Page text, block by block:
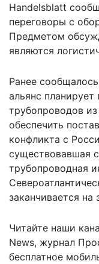
Handelsblatt
переговоры с
Предметом
являются
Ранее
альянс
трубопроводов
обеспечить
конфликта с
существовавшая
трубопроводная
заканчивается на
Читайте наши
News, журнал
бесплатное